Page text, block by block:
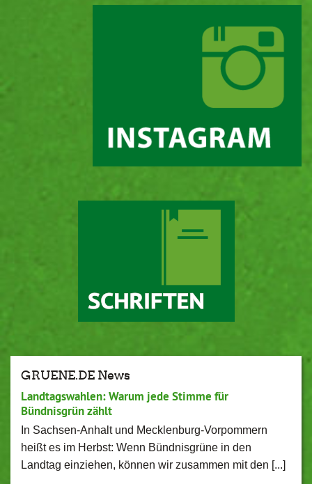
GRUENE.DE News
Landtagswahlen: Warum jede Stimme für
Bündnisgrün zählt
In Sachsen-Anhalt und Mecklenburg-Vorpommern
heißt es im Herbst: Wenn Bündnisgrüne in den
Landtag einziehen, können wir zusammen mit den [...]